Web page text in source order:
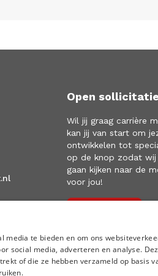
Open sollicitatie
Wil jij graag carrière
kan jij van start om
ontwikkelen tot
op de knop zodat wij
gaan kijken naar de
voor jou!
media te bieden en om ons
social media, adverteren en analyse.
of die ze hebben verzameld op basis